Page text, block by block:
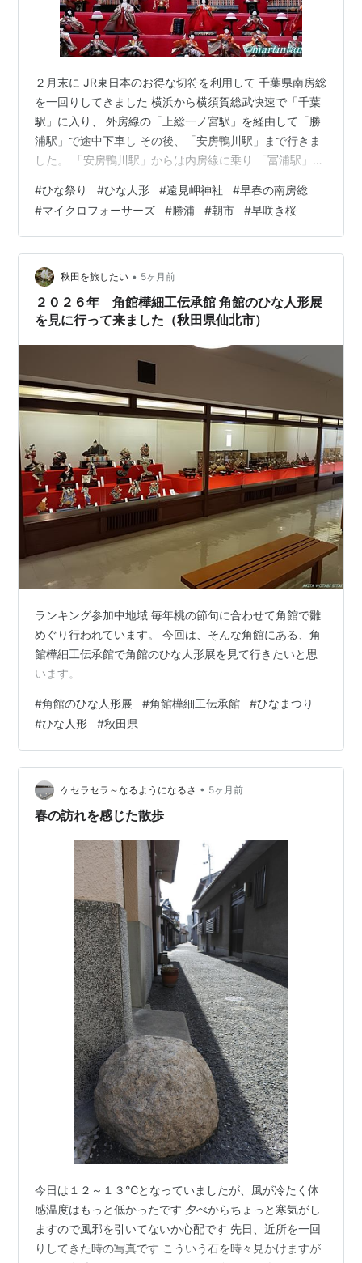
２月末に JR東日本のお得な切符を利用して 千葉県南房総
を一回りしてきました 横浜から横須賀総武快速で「千葉
駅」に入り、 外房線の「上総一ノ宮駅」を経由して「勝
浦駅」で途中下車し その後、「安房鴨川駅」まで行きま
した。 「安房鴨川駅」からは内房線に乗り 「冨浦駅」で
東京湾フェリーの最終便で「久里浜港」に到着 「久里浜
駅」からは横須賀線で横浜に戻るという トータル275㎞
の行程でした 今日の一枚は 「遠見岬神社」にある60段
の階段に飾られた1800体のひな人形です 今年2026年は2
月21日から3月3日までの間 朝9時から夜19時まで飾られ
てい…
#ひな祭り #ひな人形 #遠見岬神社 #早春の南房総
#マイクロフォーサーズ #勝浦 #朝市 #早咲き桜
秋田を旅したい • 5ヶ月前
２０２６年 角館樺細工伝承館 角館のひな人形展
を見に行って来ました（秋田県仙北市）
ランキング参加中地域 毎年桃の節句に合わせて角館で雛
めぐり行われています。 今回は、そんな角館にある、角
館樺細工伝承館で角館のひな人形展を見て行きたいと思
います。
#角館のひな人形展 #角館樺細工伝承館 #ひなまつり
#ひな人形 #秋田県
ケセラセラ～なるようになるさ • 5ヶ月前
春の訪れを感じた散歩
今日は１２～１３℃となっていましたが、風が冷たく体
感温度はもっと低かったです 夕べからちょっと寒気がし
ますので風邪を引いてないか心配です 先日、近所を一回
りしてきた時の写真です こういう石を時々見かけますが